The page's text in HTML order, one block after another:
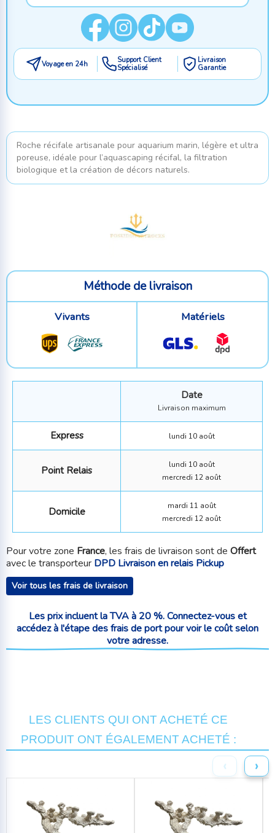
Voyage en 24h
Support Client
Spécialisé
Livraison
Garantie
Roche récifale artisanale pour aquarium marin, légère et ultra
poreuse, idéale pour l’aquascaping récifal, la filtration
biologique et la création de décors naturels.
Méthode de livraison
Vivants Matériels
Date
Livraison maximum
Express lundi 10 août
Point Relais
lundi 10 août
mercredi 12 août
Domicile
mardi 11 août
mercredi 12 août
Pour votre zone France, les frais de livraison sont de Offert
avec le transporteur DPD Livraison en relais Pickup
Voir tous les frais de livraison
Les prix incluent la TVA à 20 %. Connectez-vous et
accédez à l'étape des frais de port pour voir le coût selon
votre adresse.
LES CLIENTS QUI ONT ACHETÉ CE
PRODUIT ONT ÉGALEMENT ACHETÉ :
‹ ›